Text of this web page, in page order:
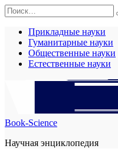
Перейти
к
содержанию
Search
for:
Прикладные науки
Гуманитарные науки
Общественные науки
Естественные науки
Book-Science
Научная энциклопедия